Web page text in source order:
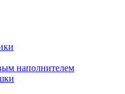
наполнителем